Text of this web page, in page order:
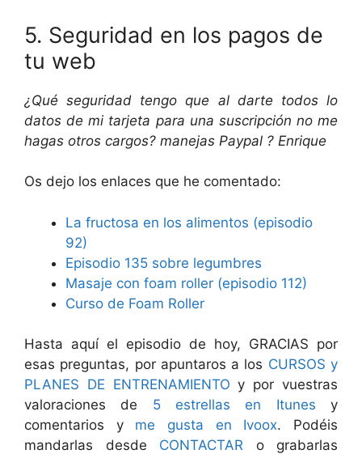
5. Seguridad en los pagos de
tu web
¿Qué seguridad tengo que al darte todos lo
datos de mi tarjeta para una suscripción no me
hagas otros cargos? manejas Paypal ? Enrique
Os dejo los enlaces que he comentado:
La fructosa en los alimentos (episodio
92)
Episodio 135 sobre legumbres
Masaje con foam roller (episodio 112)
Curso de Foam Roller
Hasta aquí el episodio de hoy, GRACIAS por
esas preguntas, por apuntaros a los CURSOS y
PLANES DE ENTRENAMIENTO y por vuestras
valoraciones de 5 estrellas en Itunes y
comentarios y me gusta en Ivoox. Podéis
mandarlas desde CONTACTAR o grabarlas